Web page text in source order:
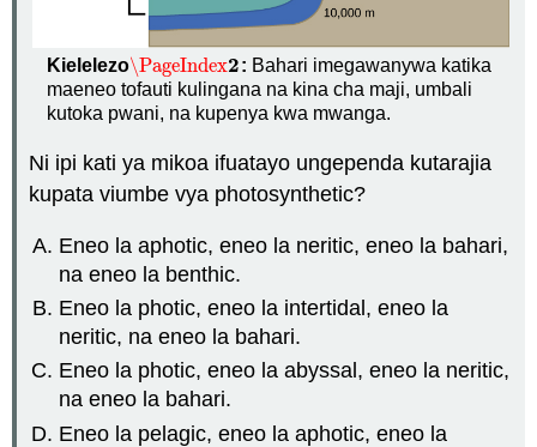
Kielelezo\PageIndex2
\PageIndex2 : Bahari imegawanywa katika
maeneo tofauti kulingana na kina cha maji, umbali
kutoka pwani, na kupenya kwa mwanga.
Ni ipi kati ya mikoa ifuatayo ungependa kutarajia
kupata viumbe vya photosynthetic?
Eneo la aphotic, eneo la neritic, eneo la bahari,
na eneo la benthic.
Eneo la photic, eneo la intertidal, eneo la
neritic, na eneo la bahari.
Eneo la photic, eneo la abyssal, eneo la neritic,
na eneo la bahari.
Eneo la pelagic, eneo la aphotic, eneo la